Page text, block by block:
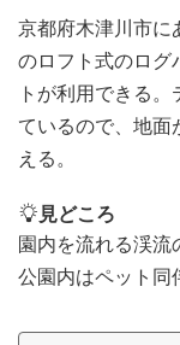
京都府木津川市に
のロフト式のログ
トが利用できる
ているので、地
える。
見どころ
園内を流れる渓流
公園内はペット同